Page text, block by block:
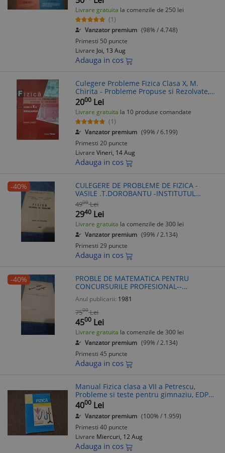
Livrare gratuita la comenzile de 250 lei
(1)
Vanzator premium (98% / 4.748)
Primesti 50 puncte
Livrare Joi, 13 Aug
Adauga in cos
Culegere Probleme Fizica Clasa X, M.
Chirita - Probleme Propuse si Rezolvate,
Tamar, 304 pagini
2000 Lei
Livrare gratuita la 10 produse comandate
(1)
Vanzator premium (99% / 6.199)
Primesti 20 puncte
Livrare Vineri, 14 Aug
Adauga in cos
-40%
CULEGERE DE PROBLEME DE FIZICA -
VASILE .T.DOROBANTU -INSTITUTUL
POLITEHNIC TRAIAN VUIA TIMISOARA
1964
4900 Lei
2940 Lei
Livrare gratuita la comenzile de 300 lei
Vanzator premium (99% / 2.134)
Primesti 29 puncte
Adauga in cos
-40%
PROBLE DE MATEMATICA PENTRU
CONCURSURILE PROFESIONAL--
STIINTIFICE STUDENTESTI TRAIAN
LALESCU INSTITUTUL POLITEHNIC TRAIAN
VUIA TIMISOARA 1981
Anul publicarii: 1981
7500 Lei
4500 Lei
Livrare gratuita la comenzile de 300 lei
Vanzator premium (99% / 2.134)
Primesti 45 puncte
Adauga in cos
Manual Fizica clasa a VII a Petrescu,
Probleme si teste pentru gimnaziu, EDP
1998, 125 pagini
4000 Lei
Vanzator premium (100% / 1.959)
Primesti 40 puncte
Livrare Miercuri, 12 Aug
Adauga in cos